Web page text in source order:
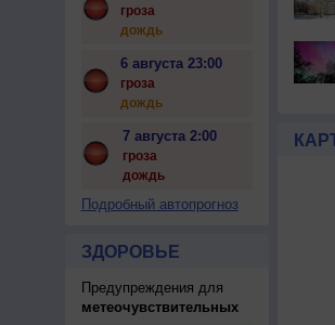
гроза
дождь
6 августа 23:00
гроза
дождь
7 августа 2:00
гроза
дождь
Подробный автопрогноз
ЗДОРОВЬЕ
Предупреждения для
метеочувствительных